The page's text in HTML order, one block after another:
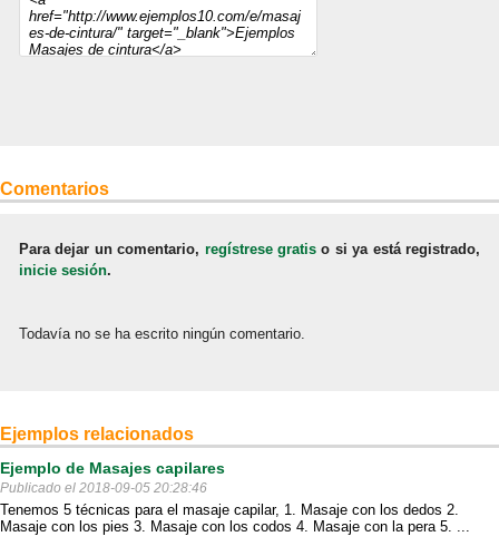
Comentarios
Para dejar un comentario, regístrese gratis o si ya está registrado,
inicie sesión.
Todavía no se ha escrito ningún comentario.
Ejemplos relacionados
Ejemplo de Masajes capilares
Publicado el 2018-09-05 20:28:46
Tenemos 5 técnicas para el masaje capilar, 1. Masaje con los dedos 2.
Masaje con los pies 3. Masaje con los codos 4. Masaje con la pera 5. ...